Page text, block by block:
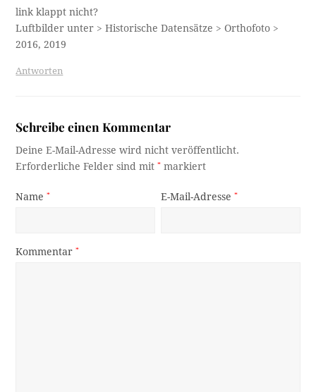
link klappt nicht?
Luftbilder unter > Historische Datensätze > Orthofoto >
2016, 2019
Antworten
Schreibe einen Kommentar
Deine E-Mail-Adresse wird nicht veröffentlicht.
Erforderliche Felder sind mit* markiert
Name* E-Mail-Adresse*
Kommentar*